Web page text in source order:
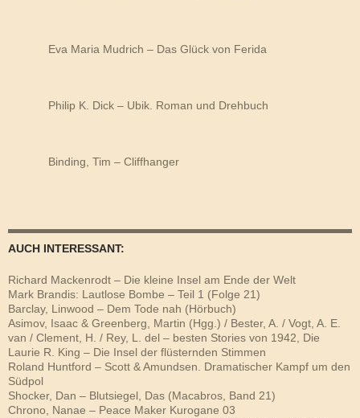
Eva Maria Mudrich – Das Glück von Ferida
Philip K. Dick – Ubik. Roman und Drehbuch
Binding, Tim – Cliffhanger
AUCH INTERESSANT:
Richard Mackenrodt – Die kleine Insel am Ende der Welt
Mark Brandis: Lautlose Bombe – Teil 1 (Folge 21)
Barclay, Linwood – Dem Tode nah (Hörbuch)
Asimov, Isaac & Greenberg, Martin (Hgg.) / Bester, A. / Vogt, A. E.
van / Clement, H. / Rey, L. del – besten Stories von 1942, Die
Laurie R. King – Die Insel der flüsternden Stimmen
Roland Huntford – Scott & Amundsen. Dramatischer Kampf um den
Südpol
Shocker, Dan – Blutsiegel, Das (Macabros, Band 21)
Chrono, Nanae – Peace Maker Kurogane 03